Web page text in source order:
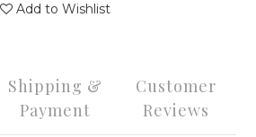
Add to Wishlist
Shipping &
Payment
Customer
Reviews